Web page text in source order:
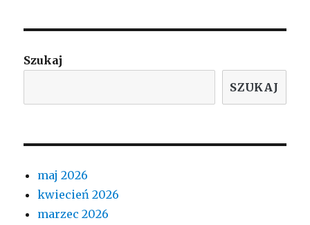
Szukaj
SZUKAJ
maj 2026
kwiecień 2026
marzec 2026